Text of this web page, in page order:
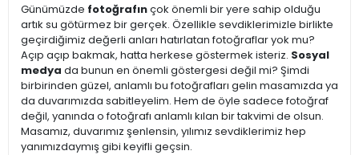
Günümüzde fotoğrafınçok önemli bir yere sahip olduğu
artık su götürmez bir gerçek. Özellikle sevdiklerimizle birlikte
geçirdiğimiz değerli anları hatırlatan fotoğraflar yok mu?
Açıp açıp bakmak, hatta herkese göstermek isteriz. Sosyal
medya da bunun en önemli göstergesi değil mi? Şimdi
birbirinden güzel, anlamlı bu fotoğrafları gelin masamızda ya
da duvarımızda sabitleyelim. Hem de öyle sadece fotoğraf
değil, yanında o fotoğrafı anlamlı kılan bir takvimi de olsun.
Masamız, duvarımız şenlensin, yılımız sevdiklerimiz hep
yanımızdaymış gibi keyifli geçsin.